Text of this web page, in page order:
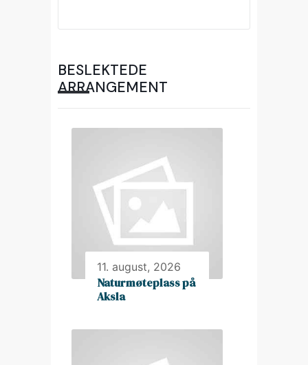
BESLEKTEDE
ARRANGEMENT
11. august, 2026
Naturmøteplass på
Aksla